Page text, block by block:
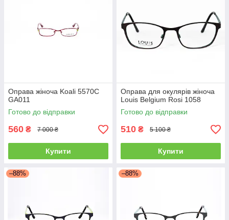
Оправа жіноча Koali 5570С
GA011
Готово до відправки
560 ₴ 7 000 ₴
Купити
Оправа для окулярів жіноча
Louis Belgium Rosi 1058
Готово до відправки
510 ₴ 5 100 ₴
Купити
–88% –88%